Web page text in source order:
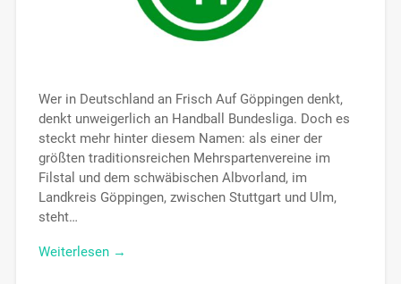
Wer in Deutschland an Frisch Auf Göppingen denkt,
denkt unweigerlich an Handball Bundesliga. Doch es
steckt mehr hinter diesem Namen: als einer der
größten traditionsreichen Mehrspartenvereine im
Filstal und dem schwäbischen Albvorland, im
Landkreis Göppingen, zwischen Stuttgart und Ulm,
steht…
Weiterlesen →